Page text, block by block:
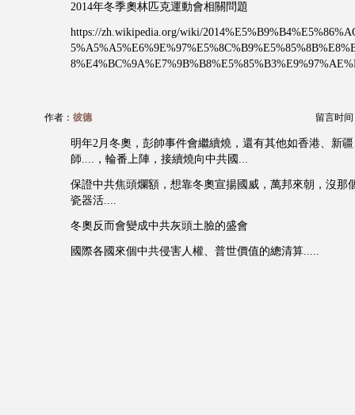
2014年冬季奧林匹克運動會相關問題
https://zh.wikipedia.org/wiki/
作者： 彼德 留言时间
明年2月冬奧，彭帥事件會繼續燒，還有其他如香港、新
師....，輪番上陣，接續燒向中共國...
保證中共焦頭爛額，想靠冬奧宣揚國威，萬邦來朝，沒那
瓷器活....
冬奧反而會變成中共灰頭土臉的盛會
國際各國來個中共侵害人權、普世價值的總清算.....